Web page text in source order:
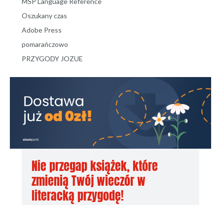
Oszukany czas
Adobe Press
pomarańczowo
PRZYGODY JOZUE
Nie przegap książek, które
zmienią Twój wieczór w
literacką przygodę!